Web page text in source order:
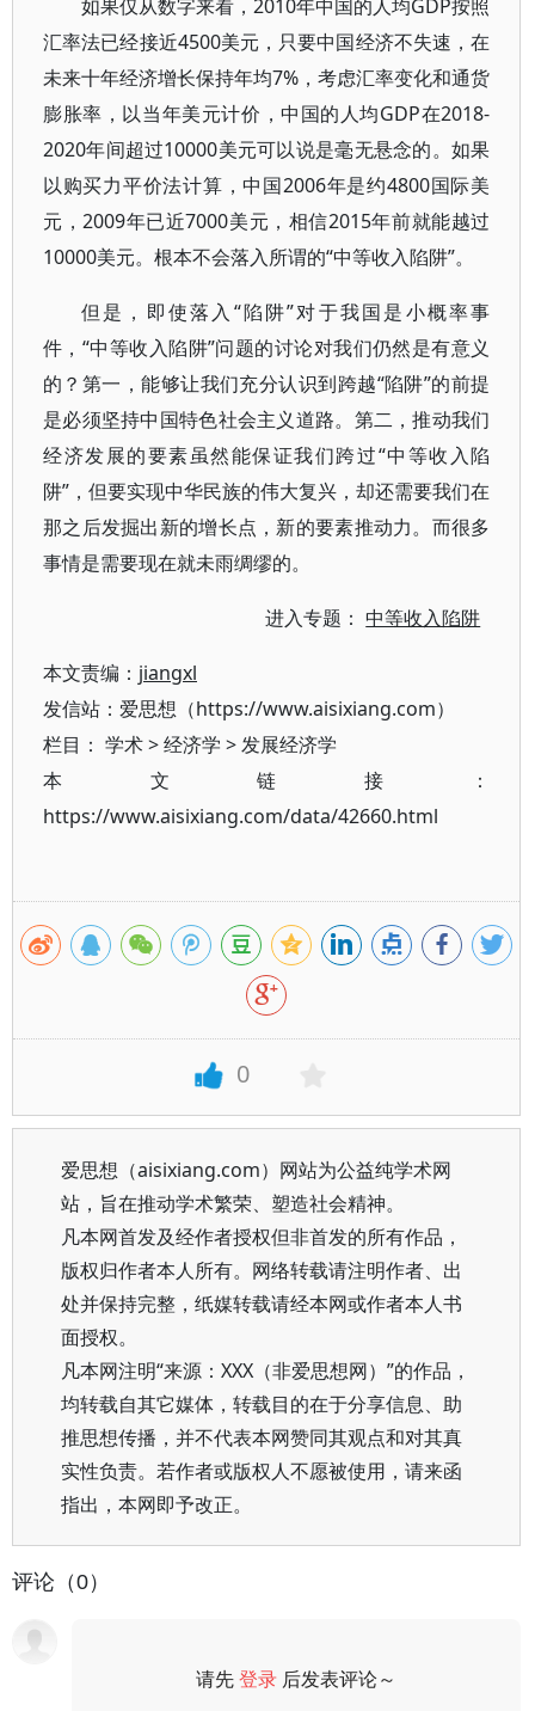
如果仅从数字来看，2010年中国的人均GDP按照
汇率法已经接近4500美元，只要中国经济不失速，在
未来十年经济增长保持年均7%，考虑汇率变化和通货
膨胀率，以当年美元计价，中国的人均GDP在2018-
2020年间超过10000美元可以说是毫无悬念的。如果
以购买力平价法计算，中国2006年是约4800国际美
元，2009年已近7000美元，相信2015年前就能越过
10000美元。根本不会落入所谓的“中等收入陷阱”。
但是，即使落入“陷阱”对于我国是小概率事
件，“中等收入陷阱”问题的讨论对我们仍然是有意义
的？第一，能够让我们充分认识到跨越“陷阱”的前提
是必须坚持中国特色社会主义道路。第二，推动我们
经济发展的要素虽然能保证我们跨过“中等收入陷
阱”，但要实现中华民族的伟大复兴，却还需要我们在
那之后发掘出新的增长点，新的要素推动力。而很多
事情是需要现在就未雨绸缪的。
进入专题：中等收入陷阱
本文责编： jiangxl
发信站：爱思想（https://www.aisixiang.com）
栏目： 学术>经济学 >发展经济学
本文链接：
https://www.aisixiang.com/data/42660.html
0
爱思想（aisixiang.com）网站为公益纯学术网
站，旨在推动学术繁荣、塑造社会精神。
凡本网首发及经作者授权但非首发的所有作品，
版权归作者本人所有。网络转载请注明作者、出
处并保持完整，纸媒转载请经本网或作者本人书
面授权。
凡本网注明“来源：XXX（非爱思想网）”的作品，
均转载自其它媒体，转载目的在于分享信息、助
推思想传播，并不代表本网赞同其观点和对其真
实性负责。若作者或版权人不愿被使用，请来函
指出，本网即予改正。
评论（0）
请先登录 后发表评论～